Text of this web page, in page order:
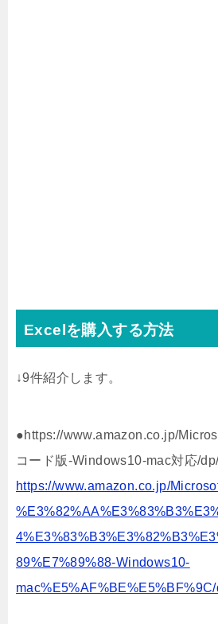
Excelを購入する方法
↓9件紹介します。
●https://www.amazon.co.jp/
コード版-Windows10-mac対応/
https://www.amazon.co.jp/
89%E7%89%88-Windows10-